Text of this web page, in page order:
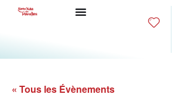
« Tous les Évènements